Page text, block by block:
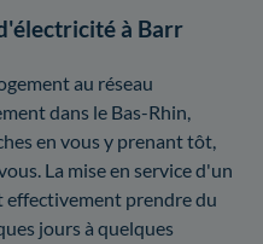
à Barr
au réseau
dans le Bas-Rhin,
en vous y prenant tôt,
La mise en service d'un
prendre du
jours à quelques